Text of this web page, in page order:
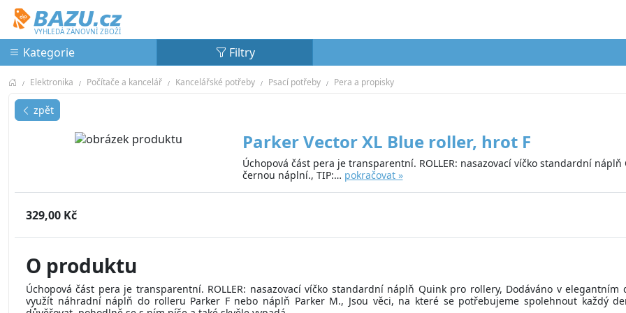
Bazu.cz
VYHLEDÁ ZÁNOVNÍ ZBOŽÍ
Kategorie Filtry
Elektronika Počítače a kancelář Kancelářské potřeby Psací potřeby Pera a propisky
zpět
Parker Vector XL Blue roller, hrot F
Úchopová část pera je transparentní. ROLLER: nasazovací víčko standardní
černou náplní., TIP:… pokračovat »
329,00 Kč
O produktu
Úchopová část pera je transparentní. ROLLER: nasazovací víčko standardní náplň Quink pro rollery, Dodáváno v
využít náhradní náplň do rolleru Parker F nebo náplň Parker M., Jsou věci, na které se potřebujeme spolehnout každý